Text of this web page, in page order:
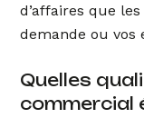
d’affaires que
demande ou vos
Quelles
commercial